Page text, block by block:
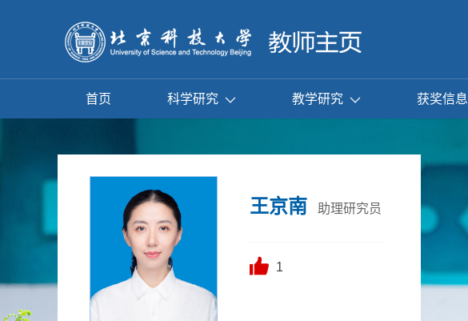
首页 科学研究 教学研究 获奖信息
王京南 助理研究员
1